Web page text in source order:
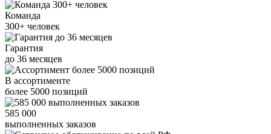
Команда
300+ человек
Гарантия
до 36 месяцев
В ассортименте
более 5000 позиций
585 000
выполненных заказов